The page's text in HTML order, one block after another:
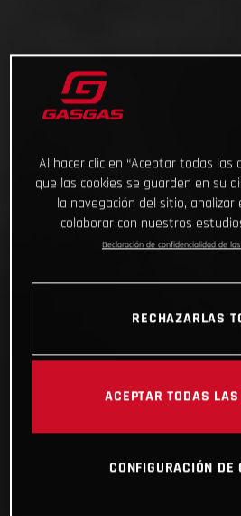
Al hacer clic en “Aceptar todas las
que las cookies se guarden en su
la navegación del sitio, analizar
colaborar con nuestros
Declaración de confidencialidad de
RECHAZARLAS
ACEPTAR TODAS
CONFIGURACIÓN DE